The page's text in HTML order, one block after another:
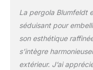
La pergola Blumfeldt
séduisant pour
son esthétique
s’intègre
extérieur. J’ai